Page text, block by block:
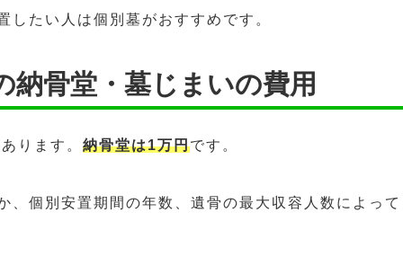
したい人は個別墓がおすすめです。
納骨堂・墓じまいの費用
ります。 納骨堂は1万円です。
、個別安置期間の年数、遺骨の最大収容人数によって